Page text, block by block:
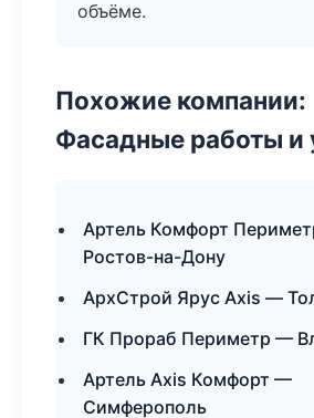
объёме.
Похожие компании:
Фасадные работы и
Артель Комфорт
Ростов-на-Дону
АрхСтрой Ярус Axis —
ГК Прораб Периметр —
Артель Axis Комфорт —
Симферополь